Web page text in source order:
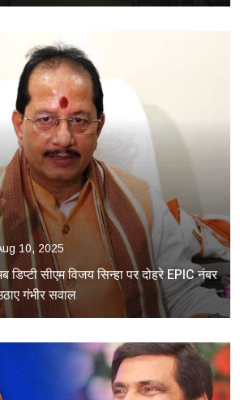
10, 2025
सीएम विजय सिन्हा पर दोहरे EPIC नंबर
गंभीर सवाल